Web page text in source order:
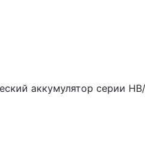
аккумулятор серии